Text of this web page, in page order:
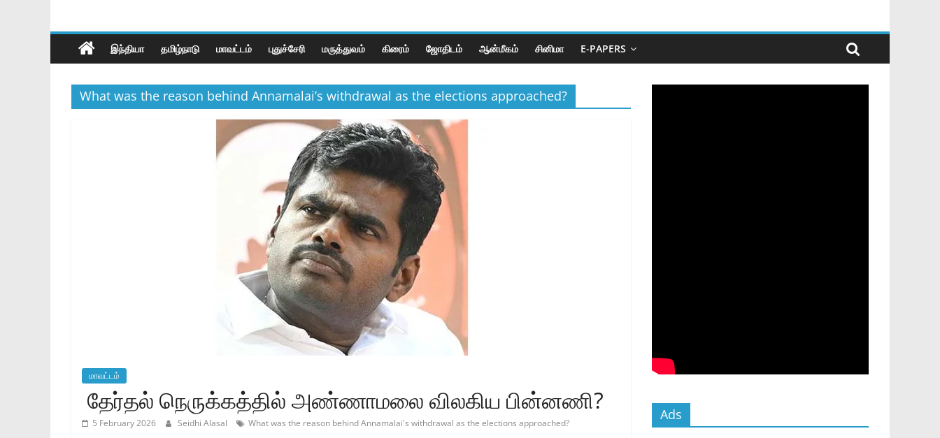
இந்தியா தமிழ்நாடு மாவட்டம் புதுச்சேரி மருத்துவம் கிரைம் ஜோ‌திட‌ம் ஆன்மீகம் சினிமா E-PAPERS
What was the reason behind Annamalai’s withdrawal as the elections approached?
மாவட்டம்
தேர்தல் நெருக்கத்தில் அண்ணாமலை விலகிய பின்னணி?
5 February 2026 Seidhi Alasal What was the reason behind Annamalai's withdrawal as the elections approached?
Ads